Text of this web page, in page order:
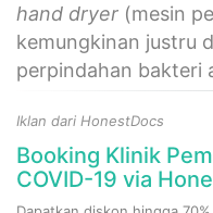
hand dryer (mesin
kemungkinan justru
perpindahan bakteri
Iklan dari HonestDocs
Booking Klinik
COVID-19 via